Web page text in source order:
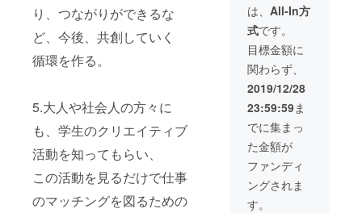
り、つながりができるな
ど、今後、共創していく
循環を作る。
5.大人や社会人の方々に
も、学生のクリエイティブ
活動を知ってもらい、
この活動を見るだけで仕事
のマッチングを図るための
は、 All-In方
式です。
目標金額に
関わらず、
2019/12/28
23:59:59ま
でに集まっ
た金額が
ファンディ
ングされま
す。